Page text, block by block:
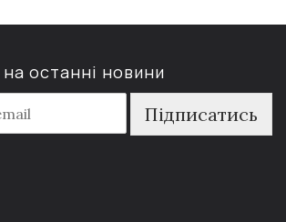
останні новини
Підписатись